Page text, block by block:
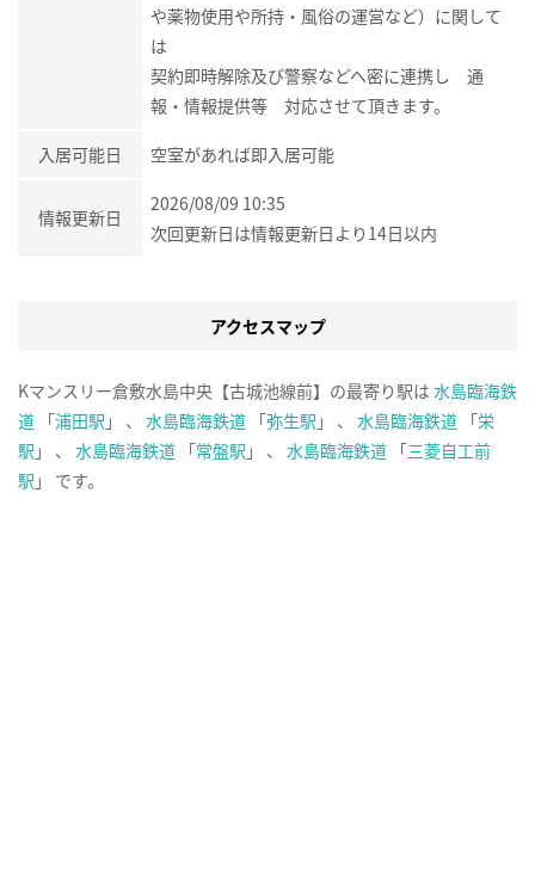
や薬物使用や所持・風俗の運営など）に関して
は
契約即時解除及び警察などへ密に連携し 通
報・情報提供等 対応させて頂きます。
入居可能日 空室があれば即入居可能
情報更新日
2026/08/09 10:35
次回更新日は情報更新日より14日以内
アクセスマップ
Kマンスリー倉敷水島中央【古城池線前】の最寄り駅は 水島臨海鉄
道 「浦田駅 」 、 水島臨海鉄道 「弥生駅 」 、 水島臨海鉄道 「栄
駅 」 、 水島臨海鉄道 「常盤駅 」 、 水島臨海鉄道 「三菱自工前
駅 」 です。